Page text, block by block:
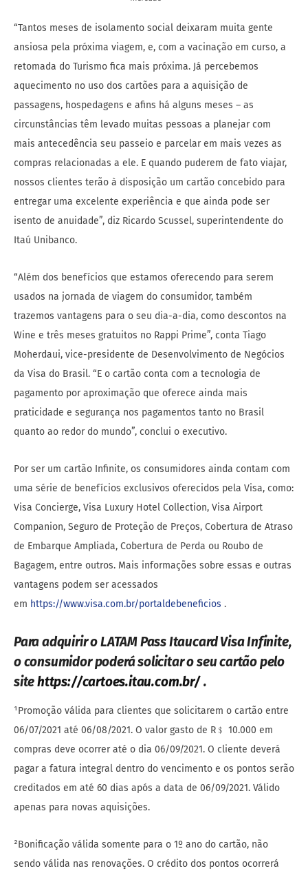
“Tantos meses de isolamento social deixaram muita gente
ansiosa pela próxima viagem, e, com a vacinação em curso, a
retomada do Turismo fica mais próxima. Já percebemos
aquecimento no uso dos cartões para a aquisição de
passagens, hospedagens e afins há alguns meses – as
circunstâncias têm levado muitas pessoas a planejar com
mais antecedência seu passeio e parcelar em mais vezes as
compras relacionadas a ele. E quando puderem de fato viajar,
nossos clientes terão à disposição um cartão concebido para
entregar uma excelente experiência e que ainda pode ser
isento de anuidade”, diz Ricardo Scussel, superintendente do
Itaú Unibanco.
“Além dos benefícios que estamos oferecendo para serem
usados na jornada de viagem do consumidor, também
trazemos vantagens para o seu dia-a-dia, como descontos na
Wine e três meses gratuitos no Rappi Prime”, conta Tiago
Moherdaui, vice-presidente de Desenvolvimento de Negócios
da Visa do Brasil. “E o cartão conta com a tecnologia de
pagamento por aproximação que oferece ainda mais
praticidade e segurança nos pagamentos tanto no Brasil
quanto ao redor do mundo”, conclui o executivo.
Por ser um cartão Infinite, os consumidores ainda contam com
uma série de benefícios exclusivos oferecidos pela Visa, como:
Visa Concierge, Visa Luxury Hotel Collection, Visa Airport
Companion, Seguro de Proteção de Preços, Cobertura de Atraso
de Embarque Ampliada, Cobertura de Perda ou Roubo de
Bagagem, entre outros. Mais informações sobre essas e outras
vantagens podem ser acessados
em https://www.visa.com.br/portaldebeneficios .
Para adquirir o LATAM Pass Itaucard Visa Infinite,
o consumidor poderá solicitar o seu cartão pelo
sitehttps://cartoes.itau.com.br/.
¹Promoção válida para clientes que solicitarem o cartão entre
06/07/2021 até 06/08/2021. O valor gasto de R﹩ 10.000 em
compras deve ocorrer até o dia 06/09/2021. O cliente deverá
pagar a fatura integral dentro do vencimento e os pontos serão
creditados em até 60 dias após a data de 06/09/2021. Válido
apenas para novas aquisições.
²Bonificação válida somente para o 1º ano do cartão, não
sendo válida nas renovações. O crédito dos pontos ocorrerá